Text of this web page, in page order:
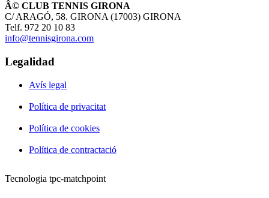
Â© CLUB TENNIS GIRONA
C/ ARAGÓ, 58. GIRONA (17003) GIRONA
Telf. 972 20 10 83
info@tennisgirona.com
Legalidad
Avís legal
Política de privacitat
Política de cookies
Política de contractació
Tecnologia tpc-matchpoint